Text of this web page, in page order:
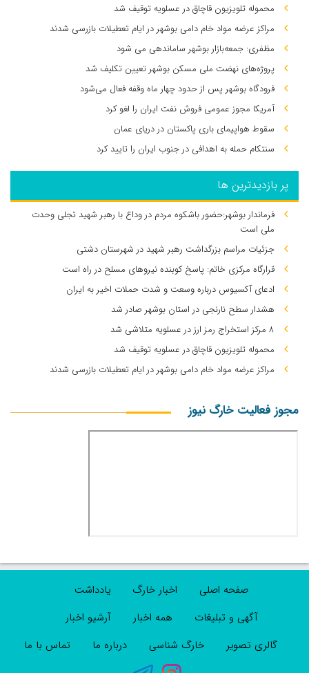
محموله تلویزیون قاچاق در عسلویه توقیف شد
مراکز عرضه مواد خام دامی بوشهر در ایام تعطیلات بازرسی شدند
مظفری: جمعه‌بازار بوشهر ساماندهی می‌ شود
پروژه‌های نهضت ملی مسکن بوشهر تعیین تکلیف شد
فرودگاه بوشهر پس از حدود چهار ماه وقفه فعال می‌شود
آمریکا مجوز عمومی فروش نفت ایران را لغو کرد
سقوط هواپیمای باری پاکستان در دریای عمان
سنتکام حمله به اهدافی در جنوب ایران را تایید کرد
پر بازدیدترین ها
فرماندار بوشهر:حضور باشکوه مردم در وداع با رهبر شهید تجلی وحدت
ملی است
جزئیات مراسم بزرگداشت رهبر شهید در شهرستان دشتی
قرارگاه مرکزی خاتم: پاسخ کوبنده نیروهای مسلح در راه است
ادعای آکسیوس درباره وسعت و شدت حملات اخیر به ایران
هشدار سطح نارنجی در استان بوشهر صادر شد
۸ مرکز استخراج رمز ارز در عسلویه متلاشی شد
محموله تلویزیون قاچاق در عسلویه توقیف شد
مراکز عرضه مواد خام دامی بوشهر در ایام تعطیلات بازرسی شدند
مجوز فعالیت خارگ نیوز
صفحه اصلی اخبار خارگ
یادداشت
آگهی و تبلیغات
همه اخبار
آرشیو اخبار
گالری تصویر
خارگ شناسی درباره ما تماس با ما